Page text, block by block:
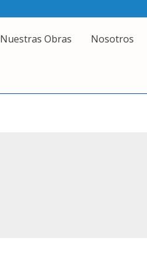
Nuestras Obras Nosotros